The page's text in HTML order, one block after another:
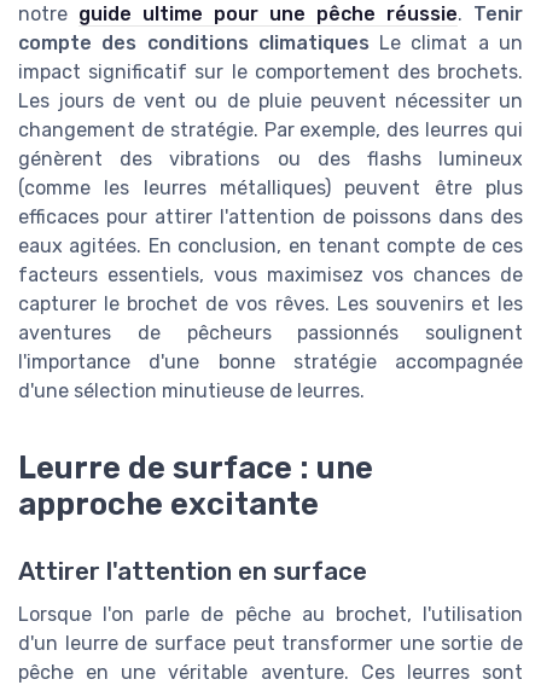
notre guide ultime pour une pêche réussie. Tenir
compte des conditions climatiques Le climat a un
impact significatif sur le comportement des brochets.
Les jours de vent ou de pluie peuvent nécessiter un
changement de stratégie. Par exemple, des leurres qui
génèrent des vibrations ou des flashs lumineux
(comme les leurres métalliques) peuvent être plus
efficaces pour attirer l'attention de poissons dans des
eaux agitées. En conclusion, en tenant compte de ces
facteurs essentiels, vous maximisez vos chances de
capturer le brochet de vos rêves. Les souvenirs et les
aventures de pêcheurs passionnés soulignent
l'importance d'une bonne stratégie accompagnée
d'une sélection minutieuse de leurres.
Leurre de surface : une
approche excitante
Attirer l'attention en surface
Lorsque l'on parle de pêche au brochet, l'utilisation
d'un leurre de surface peut transformer une sortie de
pêche en une véritable aventure. Ces leurres sont